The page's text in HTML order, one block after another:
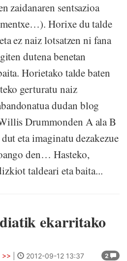
zaidanaren sentsazioa
Horixe du talde
ez naiz lotsatzen ni fana
dutena benetan
Horietako talde baten
gerturatu naiz
dudan blog
Drummonden A ala B
eta imaginatu dezakezue
den… Hasteko,
taldeari eta baita...
ekarritako
2
>> 2012-09-12 13:37